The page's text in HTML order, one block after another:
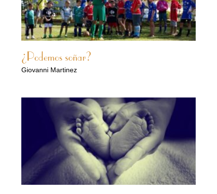
¿Podemos soñar?
Giovanni Martinez